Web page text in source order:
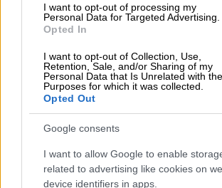
I want to opt-out of processing my
Personal Data for Targeted Advertising.
Opted In
I want to opt-out of Collection, Use,
Retention, Sale, and/or Sharing of my
Personal Data that Is Unrelated with the
Purposes for which it was collected.
Opted Out
Google consents
I want to allow Google to enable
related to advertising like cookies on
device identifiers in apps.
Κρανίδηςθα απαντάζωντανά
επισκέπτες του site, οι οποίοι θα
υποβάλλουν Live τις ερωτήσεις
από την ειδική φόρμα του Live
Πατήστεεδώ για να υποβάλετε
Διαβάστε ακόμη
Δημιούργησαν με AI νέους
λίγες ώρες - Γιατί